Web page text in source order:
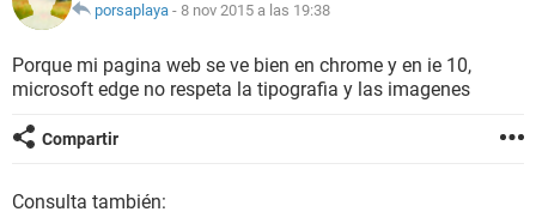
porsaplaya - 8 nov 2015 a las 19:38
Porque mi pagina web se ve bien en chrome y en ie 10,
microsoft edge no respeta la tipografia y las imagenes
Compartir
Consulta también: